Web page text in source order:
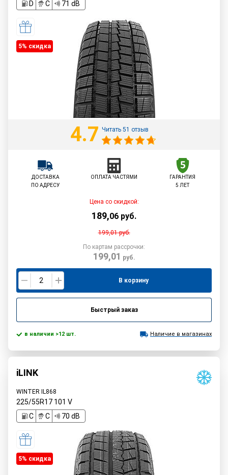
D C 71 dB
5% cкидка
4.7 Читать 51 отзыв
ДОСТАВКА
ПО АДРЕСУ
ОПЛАТА ЧАСТЯМИ
ГАРАНТИЯ
5 ЛЕТ
Цена со скидкой:
189,06 руб.
199,01руб.
По картам рассрочки:
199,01 руб.
В корзину
Быстрый заказ
в наличии >12 шт. Наличие в магазинах
iLINK
WINTER IL868
225/55R17 101 V
C
C 70 dB
5% cкидка